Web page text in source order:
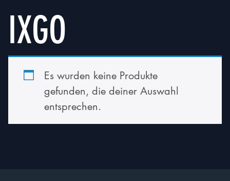
IXGO
Es wurden keine Produkte
gefunden, die deiner Auswahl
entsprechen.